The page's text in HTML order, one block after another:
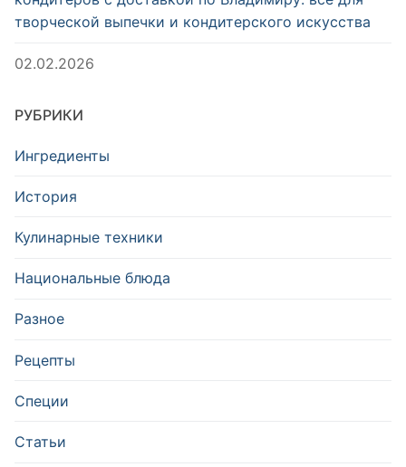
творческой выпечки и кондитерского искусства
02.02.2026
РУБРИКИ
Ингредиенты
История
Кулинарные техники
Национальные блюда
Разное
Рецепты
Специи
Статьи